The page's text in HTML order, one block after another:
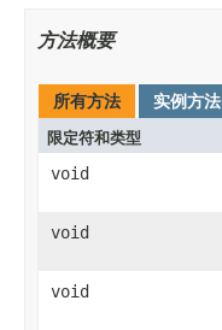
方法概要
所有方法 实例方法
限定符和类型
void
void
void